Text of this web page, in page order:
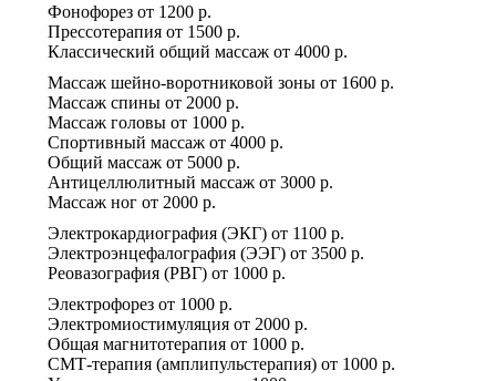
Фонофорез от 1200 р.
Прессотерапия от 1500 р.
Классический общий массаж от 4000 р.
Массаж шейно-воротниковой зоны от 1600 р.
Массаж спины от 2000 р.
Массаж головы от 1000 р.
Спортивный массаж от 4000 р.
Общий массаж от 5000 р.
Антицеллюлитный массаж от 3000 р.
Массаж ног от 2000 р.
Электрокардиография (ЭКГ) от 1100 р.
Электроэнцефалография (ЭЭГ) от 3500 р.
Реовазография (РВГ) от 1000 р.
Электрофорез от 1000 р.
Электромиостимуляция от 2000 р.
Общая магнитотерапия от 1000 р.
СМТ-терапия (амплипульстерапия) от 1000 р.